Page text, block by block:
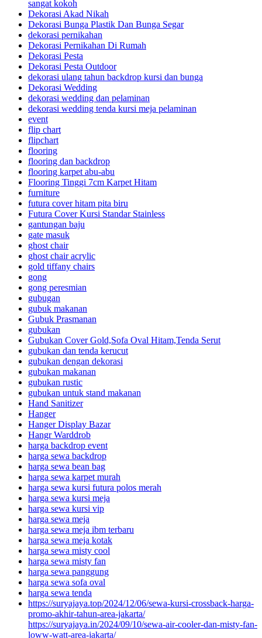
sangat kokoh
Dekorasi Akad Nikah
Dekorasi Bunga Plastik Dan Bunga Segar
dekorasi pernikahan
Dekorasi Pernikahan Di Rumah
Dekorasi Pesta
Dekorasi Pesta Outdoor
dekorasi ulang tahun backdrop kursi dan bunga
Dekorasi Wedding
dekorasi wedding dan pelaminan
dekorasi wedding tenda kursi meja pelaminan
event
flip chart
flipchart
flooring
flooring dan backdrop
flooring karpet abu-abu
Flooring Tinggi 7cm Karpet Hitam
furniture
futura cover hitam pita biru
Futura Cover Kursi Standar Stainless
gantungan baju
gate masuk
ghost chair
ghost chair acrylic
gold tiffany chairs
gong
gong peresmian
gubugan
gubuk makanan
Gubuk Prasmanan
gubukan
Gubukan Cover Gold,Sofa Oval Hitam,Tenda Serut
gubukan dan tenda kerucut
gubukan dengan dekorasi
gubukan makanan
gubukan rustic
gubukan untuk stand makanan
Hand Sanitizer
Hanger
Hanger Display Bazar
Hangr Warddrob
harga backdrop event
harga sewa backdrop
harga sewa bean bag
harga sewa karpet murah
harga sewa kursi futura polos merah
harga sewa kursi meja
harga sewa kursi vip
harga sewa meja
harga sewa meja ibm terbaru
harga sewa meja kotak
harga sewa misty cool
harga sewa misty fan
harga sewa panggung
harga sewa sofa oval
harga sewa tenda
https://suryajaya.top/2024/12/06/sewa-kursi-crossback-harga-
promo-akhir-tahun-area-jakarta/
https://suryajaya.in/2024/09/10/sewa-air-cooler-dan-misty-fan-
loww-watt-area-jakarta/